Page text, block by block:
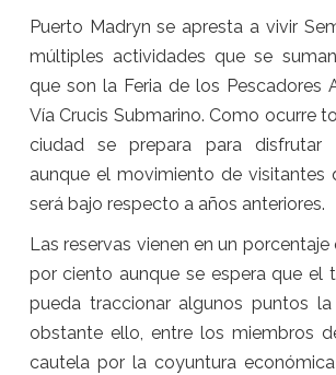
Puerto Madryn se apresta a vivir
múltiples actividades que se
que son la Feria de los Pescadores
Vía Crucis Submarino. Como ocurre
ciudad se prepara para disfrutar
aunque el movimiento de visitantes
será bajo respecto a años anteriores.
Las reservas vienen en un
por ciento aunque se espera que el
pueda traccionar algunos puntos
obstante ello, entre los miembros
cautela por la coyuntura